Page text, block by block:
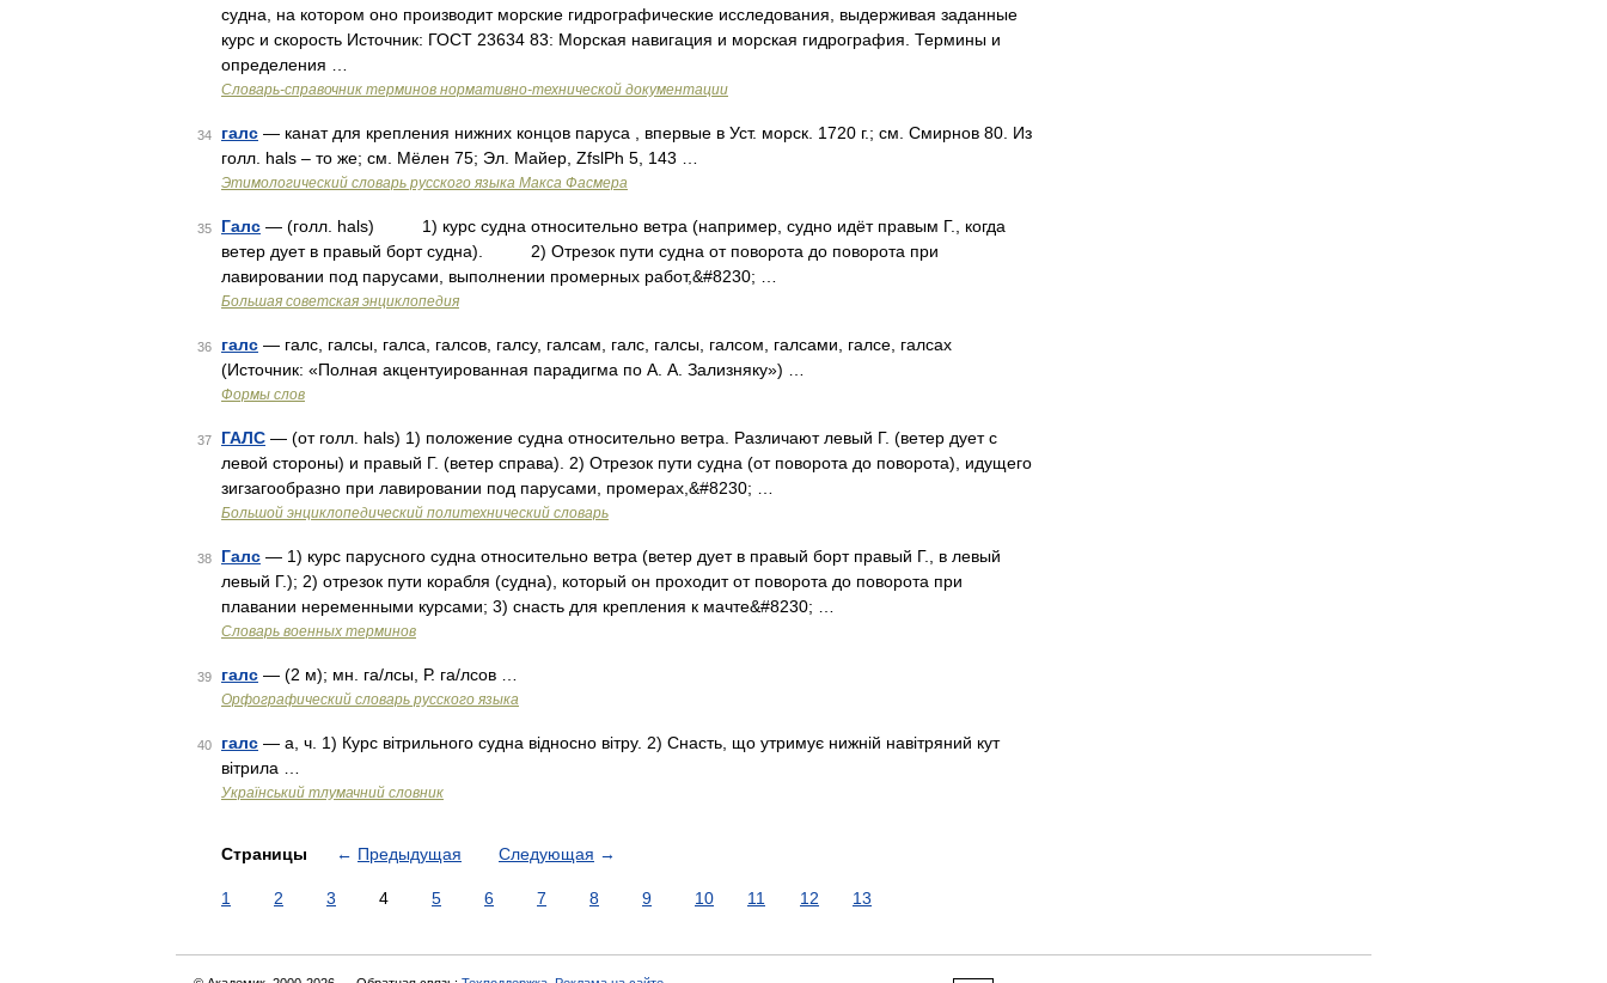
судна, на котором оно производит морские гидрографические исследования, выдерживая заданные
курс и скорость Источник: ГОСТ 23634 83: Морская навигация и морская гидрография. Термины и
определения …
Словарь-справочник терминов нормативно-технической документации
34 галс — канат для крепления нижних концов паруса , впервые в Уст. морск. 1720 г.; см. Смирнов 80. Из
голл. hals – то же; см. Мёлен 75; Эл. Майер, ZfslPh 5, 143 …
Этимологический словарь русского языка Макса Фасмера
35 Галс — (голл. hals) 1) курс судна относительно ветра (например, судно идёт правым Г., когда
ветер дует в правый борт судна). 2) Отрезок пути судна от поворота до поворота при
лавировании под парусами, выполнении промерных работ,&#8230; …
Большая советская энциклопедия
36 галс — галс, галсы, галса, галсов, галсу, галсам, галс, галсы, галсом, галсами, галсе, галсах
(Источник: «Полная акцентуированная парадигма по А. А. Зализняку») …
Формы слов
37 ГАЛС — (от голл. hals) 1) положение судна относительно ветра. Различают левый Г. (ветер дует с
левой стороны) и правый Г. (ветер справа). 2) Отрезок пути судна (от поворота до поворота), идущего
зигзагообразно при лавировании под парусами, промерах,&#8230; …
Большой энциклопедический политехнический словарь
38 Галс — 1) курс парусного судна относительно ветра (ветер дует в правый борт правый Г., в левый
левый Г.); 2) отрезок пути корабля (судна), который он проходит от поворота до поворота при
плавании неременными курсами; 3) снасть для крепления к мачте&#8230; …
Словарь военных терминов
39 галс — (2 м); мн. га/лсы, Р. га/лсов …
Орфографический словарь русского языка
40 галс — а, ч. 1) Курс вітрильного судна відносно вітру. 2) Снасть, що утримує нижній навітряний кут
вітрила …
Український тлумачний словник
Страницы ← Предыдущая Следующая →
1 2 3 4 5 6 7 8 9 10 11 12 13